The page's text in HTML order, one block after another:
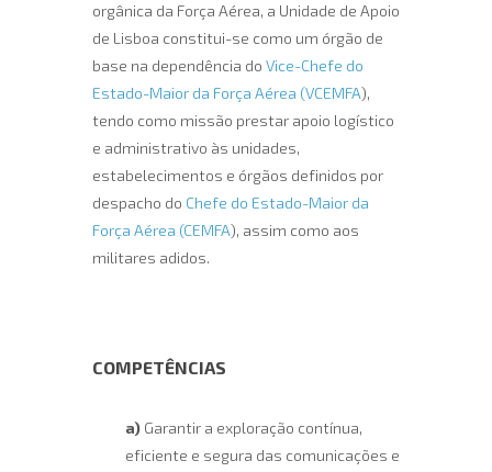
orgânica da Força Aérea, a Unidade de Apoio
de Lisboa constitui-se como um órgão de
base na dependência do Vice-Chefe do
Estado-Maior da Força Aérea (VCEMFA),
tendo como missão prestar apoio logístico
e administrativo às unidades,
estabelecimentos e órgãos definidos por
despacho do Chefe do Estado-Maior da
Força Aérea (CEMFA), assim como aos
militares adidos.
COMPETÊNCIAS
a) Garantir a exploração contínua,
eficiente e segura das comunicações e